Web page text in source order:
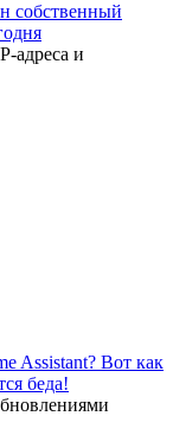
собственный
адреса и
Assistant? Вот как
беда!